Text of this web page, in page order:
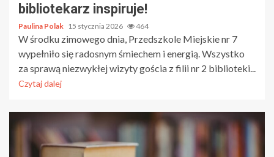
bibliotekarz inspiruje!
Paulina Polak 15 stycznia 2026 464
W środku zimowego dnia, Przedszkole Miejskie nr 7
wypełniło się radosnym śmiechem i energią. Wszystko
za sprawą niezwykłej wizyty gościa z filii nr 2 biblioteki...
Czytaj dalej